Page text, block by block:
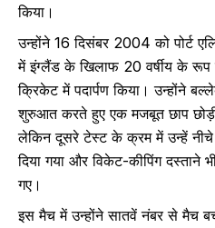
किया।
उन्होंने 16 दिसंबर 2004 को पोर्ट
में इंग्लैंड के खिलाफ 20 वर्षीय के रूप
क्रिकेट में पदार्पण किया। उन्होंने
शुरुआत करते हुए एक मजबूत छाप
लेकिन दूसरे टेस्ट के क्रम में उन्हें नीचे
दिया गया और विकेट-कीपिंग दस्ताने
गए।
इस मैच में उन्होंने सातवें नंबर से मैच